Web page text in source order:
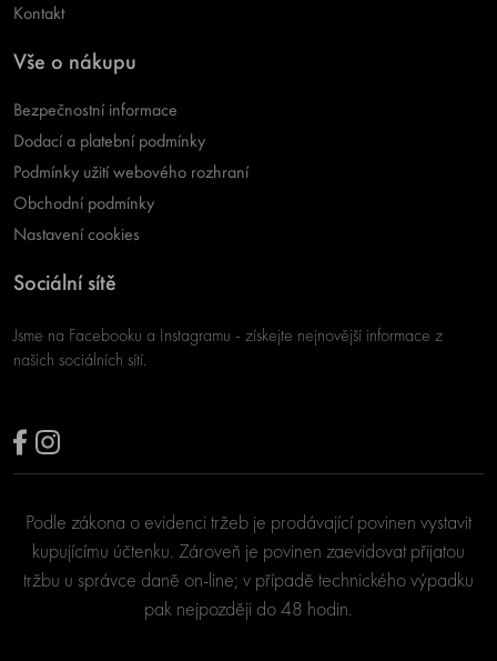
Kontakt
Vše o nákupu
Bezpečnostní informace
Dodací a platební podmínky
Podmínky užití webového rozhraní
Obchodní podmínky
Nastavení cookies
Sociální sítě
Jsme na Facebooku a Instagramu - získejte nejnovější informace z
našich sociálních sítí.
Podle zákona o evidenci tržeb je prodávající povinen vystavit
kupujícímu účtenku. Zároveň je povinen zaevidovat přijatou
tržbu u správce daně on-line; v případě technického výpadku
pak nejpozději do 48 hodin.